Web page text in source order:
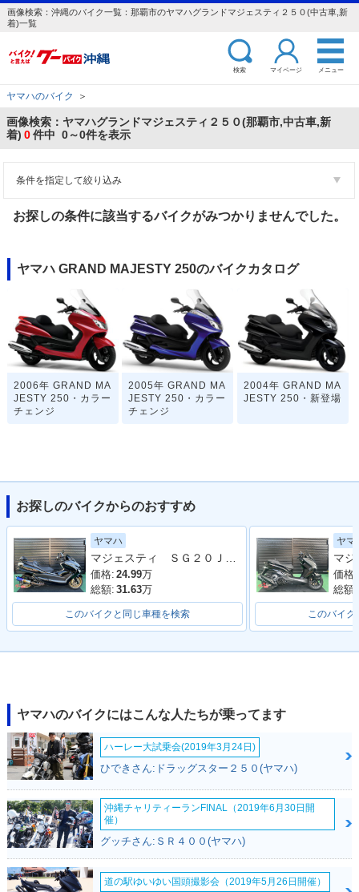
画像検索：沖縄のバイク一覧：那覇市のヤマハグランドマジェスティ２５０(中古車,新
着)一覧
検索 マイページ メニュー
ヤマハのバイク ＞
画像検索：ヤマハグランドマジェスティ２５０(那覇市,中古車,新
着) 0件中 0～0件を表示
条件を指定して絞り込み
お探しの条件に該当するバイクがみつかりませんでした。
ヤマハ GRAND MAJESTY 250のバイクカタログ
2006年 GRAND MA
JESTY 250・カラー
チェンジ
2005年 GRAND MA
JESTY 250・カラー
チェンジ
2004年 GRAND MA
JESTY 250・新登場
お探しのバイクからのおすすめ
ヤマハ
マジェスティ ＳＧ２０Ｊ ２００７年モデル ビームスマフラー バックレスト フェンダーレス ブレンボキャリパー Ｙ
価格: 24.99万
総額: 31.63万
このバイクと同じ車種を検索
ヤマ
価格:
総額:
このバイク
ヤマハのバイクにはこんな人たちが乗ってます
ハーレー大試乗会(2019年3月24日)
ひできさん:ドラッグスター２５０(ヤマハ)
沖縄チャリティーランFINAL（2019年6月30日開
催）
グッチさん:ＳＲ４００(ヤマハ)
道の駅ゆいゆい国頭撮影会（2019年5月26日開催）